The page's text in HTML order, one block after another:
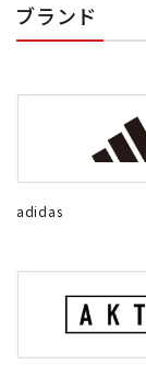
ブランド
adidas